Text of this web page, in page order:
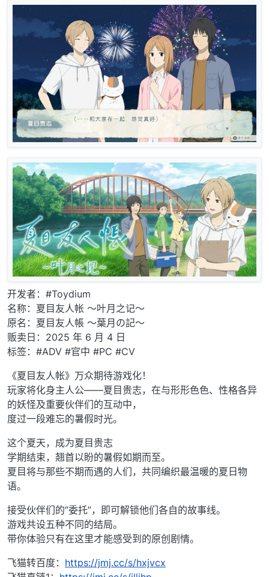
开发者：#Toydium
名称：夏目友人帐 ～叶月之记～
原名：夏目友人帳 ～葉月の記～
贩卖日：2025 年 6 月 4 日
标签：#ADV #官中 #PC #CV
《夏目友人帐》万众期待游戏化！
玩家将化身主人公——夏目贵志，在与形形色色、性格各异
的妖怪及重要伙伴们的互动中，
度过一段难忘的暑假时光。
这个夏天，成为夏目贵志
学期结束，翘首以盼的暑假如期而至。
夏目将与那些不期而遇的人们，共同编织最温暖的夏日物
语。
接受伙伴们的“委托”，即可解锁他们各自的故事线。
游戏共设五种不同的结局。
带你体验只有在这里才能感受到的原创剧情。
飞猫转百度： https://jmj.cc/s/hxjvcx